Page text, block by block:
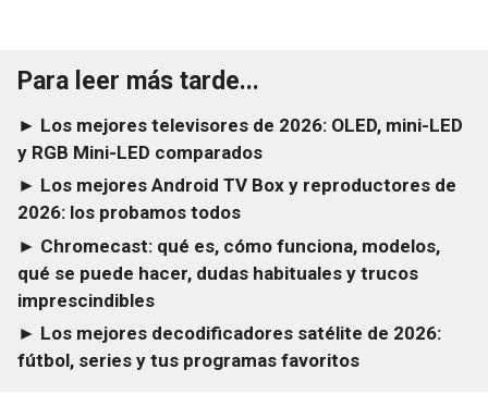
Para leer más tarde...
► Los mejores televisores de 2026: OLED, mini-LED
y RGB Mini-LED comparados
► Los mejores Android TV Box y reproductores de
2026: los probamos todos
► Chromecast: qué es, cómo funciona, modelos,
qué se puede hacer, dudas habituales y trucos
imprescindibles
► Los mejores decodificadores satélite de 2026:
fútbol, series y tus programas favoritos